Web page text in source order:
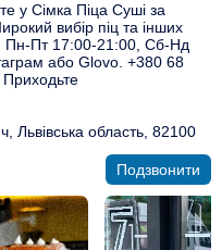
у Сімка Піца Суші за
вибір піц та інших
Пн-Пт 17:00-21:00, Сб-Нд
або Glovo. +380 68
Приходьте
Львівська область, 82100
Подзвонити